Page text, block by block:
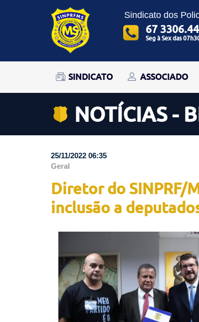
Sindicato dos
67
Seg à Sex das
SINDICATO ASSOCIADO
NOTÍCIAS -
25/11/2022 06:35
Geral
Diretor do SINPRF/
inclusão a